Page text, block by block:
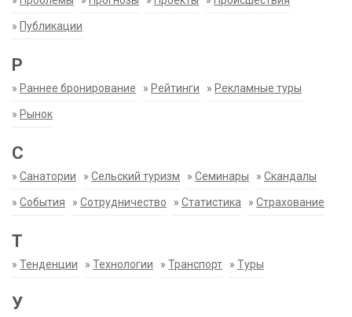
» Публикации
Р
» Раннее бронирование » Рейтинги » Рекламные туры
» Рынок
С
» Санатории » Сельский туризм » Семинары » Скандалы
» События » Сотрудничество » Статистика » Страхование
Т
» Тенденции » Технологии » Транспорт » Туры
У